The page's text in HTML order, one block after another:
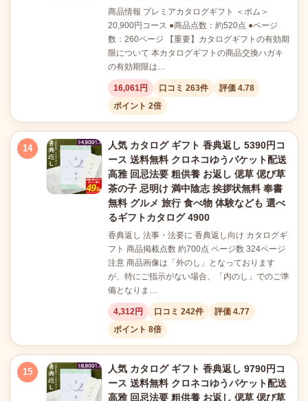
商品情報 プレミアカタログギフト ＜ポム＞
20,900円コース ●商品点数：約520点 ●ページ
数：260ページ 【重要】カタログギフトの有効期
限について 本カタログギフトの商品交換ハガキ
の有効期限は…
16,061円 口コミ 263件
評価 4.78
ポイント 2倍
14
人気 カタログ ギフト 香典返し 5390円コ
ース 送料無料 クロネコゆうパケット配送
高雅 回忌法要 粗供養 お返し 偲草 偲び草
茶の子 忌明け 満中陰志 挨拶状無料 奉書
無料 グルメ 旅行 食べ物 体験なども 選べ
るギフトカタログ 4900
香典返し 法事・法要に 香典返し向け カタログギ
フト 商品掲載点数 約700点 ページ数 324ページ
注意 商品画像は「外のし」となっております
が、特にご指示がない場合、「内のし」でのご準
備となりま…
4,312円 口コミ 242件
評価 4.77
ポイント 8倍
15
人気 カタログ ギフト 香典返し 9790円コ
ース 送料無料 クロネコゆうパケット配送
高雅 回忌法要 粗供養 お返し 偲草 偲び草